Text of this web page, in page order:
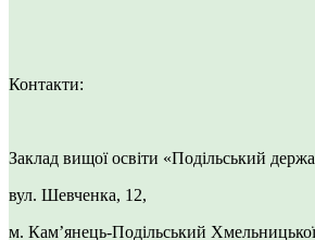
Контакти:
Заклад вищої освіти «Подільський
вул. Шевченка, 12,
м. Кам’янець-Подільський Хмельницької